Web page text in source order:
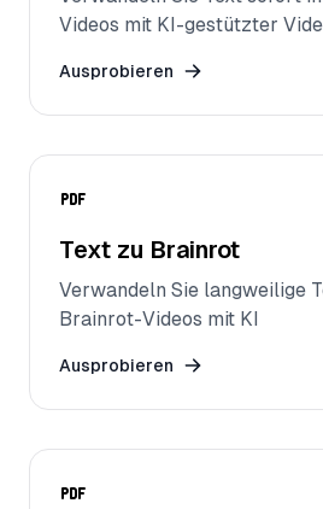
Videos mit KI-gestützter
Ausprobieren
Text zu Brainrot
Verwandeln Sie langweilige
Brainrot-Videos mit KI
Ausprobieren